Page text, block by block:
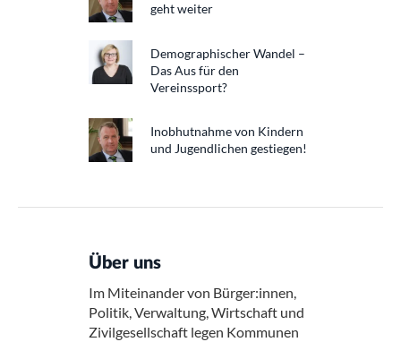
geht weiter
Demographischer Wandel –
Das Aus für den
Vereinssport?
Inobhutnahme von Kindern
und Jugendlichen gestiegen!
Über uns
Im Miteinander von Bürger:innen,
Politik, Verwaltung, Wirtschaft und
Zivilgesellschaft legen Kommunen